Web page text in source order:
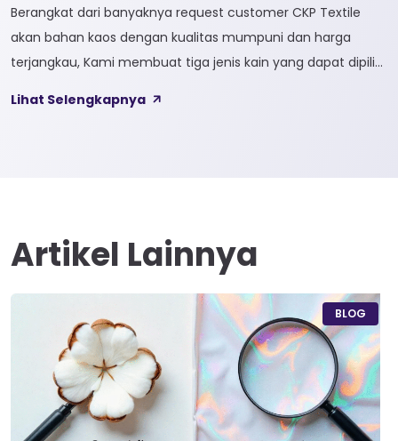
Berangkat dari banyaknya request customer CKP Textile
akan bahan kaos dengan kualitas mumpuni dan harga
terjangkau, Kami membuat tiga jenis kain yang dapat dipilih
kain yang bahan dasarnya 100% cotton. Softcel juga sering
Lihat Selengkapnya
Artikel Lainnya
BLOG